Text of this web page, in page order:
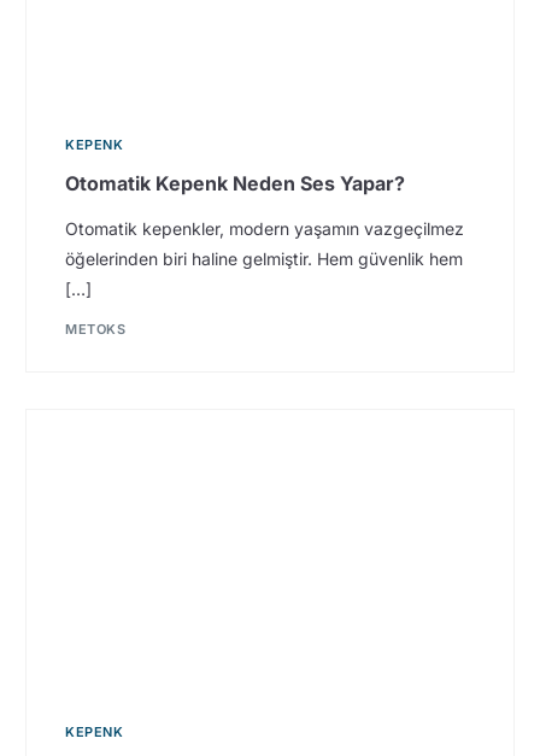
KEPENK
Otomatik Kepenk Neden Ses Yapar?
Otomatik kepenkler, modern yaşamın vazgeçilmez
öğelerinden biri haline gelmiştir. Hem güvenlik hem
[…]
METOKS
KEPENK